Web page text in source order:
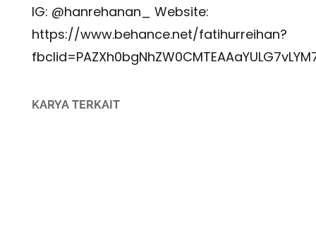
IG: @hanrehanan_ Website:
https://www.behance.net/fatihurreihan?
KARYA TERKAIT